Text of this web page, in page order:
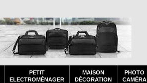
PETIT
ELECTROMÉNAGER
MAISON
DÉCORATION
PHOTO
CAMÉRA